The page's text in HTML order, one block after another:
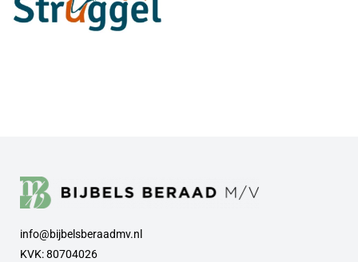
info@bijbelsberaadmv.nl
KVK: 80704026